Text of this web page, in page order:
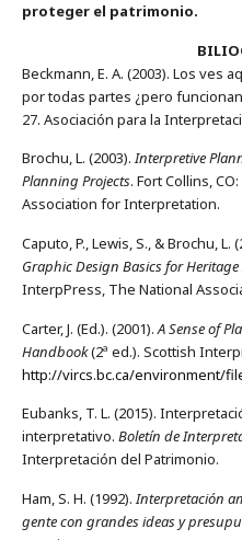
proteger el patrimonio.
Beckmann, E. A. (2003). Los ves
por todas partes ¿pero
27. Asociación para la
Brochu, L. (2003).Interpretive
Planning Projects. Fort Collins,
Association for Interpretation.
Caputo, P., Lewis, S., & Brochu, L.
Graphic Design Basics for
InterpPress, The National
Carter, J. (Ed.). (2001).A Sense of
Handbook(2ª ed.). Scottish
http://vircs.bc.ca/environment/
Eubanks, T. L. (2015).
interpretativo. Boletín de
Interpretación del Patrimonio.
Ham, S. H. (1992).Interpretación
gente con grandes ideas y